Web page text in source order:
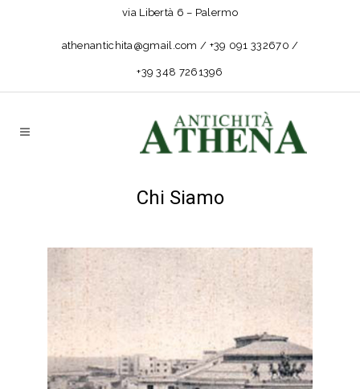
via Libertà 6 – Palermo
athenantichita@gmail.com / +39 091 332670 /
+39 348 7261396
Chi Siamo